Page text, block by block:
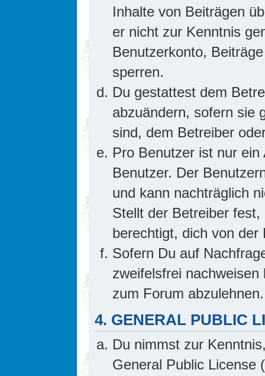
Inhalte von Beiträgen
er nicht zur Kenntnis
Benutzerkonto,
sperren.
Du gestattest dem
abzuändern, sofern sie
sind, dem Betreiber
Pro Benutzer ist nur
Benutzer. Der
und kann nachträglich
Stellt der Betreiber
berechtigt, dich von
Sofern Du auf
zweifelsfrei
zum Forum abzulehnen.
4. GENERAL PUBLIC
Du nimmst zur
General Public License